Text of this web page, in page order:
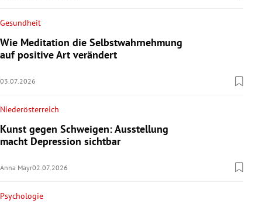
Gesundheit
Wie Meditation die Selbstwahrnehmung
auf positive Art verändert
03.07.2026
Niederösterreich
Kunst gegen Schweigen: Ausstellung
macht Depression sichtbar
Anna Mayr02.07.2026
Psychologie